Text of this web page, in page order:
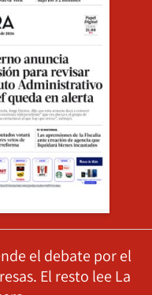
el debate por el
El resto lee La